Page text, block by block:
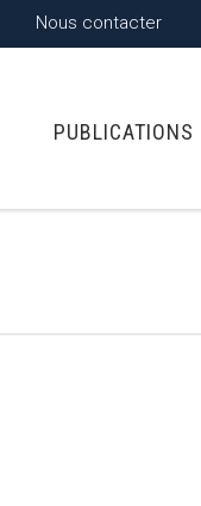
Nous contacter
PUBLICATIONS